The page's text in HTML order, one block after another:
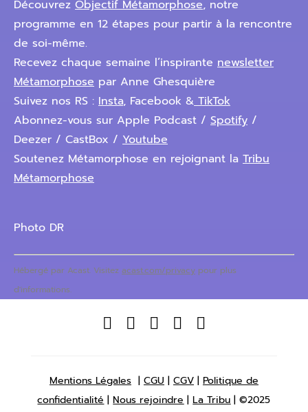
Découvrez Objectif Métamorphose, notre
programme en 12 étapes pour partir à la rencontre
de soi-même.
Recevez chaque semaine l’inspirante newsletter
Métamorphose par Anne Ghesquière
Suivez nos RS : Insta, Facebook &TikTok
Abonnez-vous sur Apple Podcast / Spotify /
Deezer / CastBox / Youtube
Soutenez Métamorphose en rejoignant la Tribu
Métamorphose
Photo DR
Hébergé par Acast. Visitez acast.com/privacy pour plus
d'informations.
    
Mentions Légales | CGU | CGV| Politique de
confidentialité |Nous rejoindre |La Tribu | ©2025